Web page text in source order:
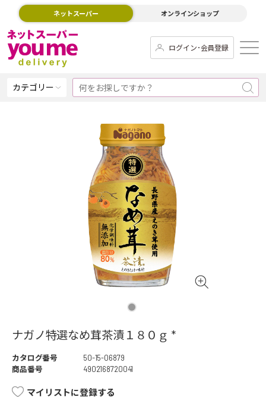
ネットスーパー オンラインショップ
ログイン･会員登録
カテゴリー
ナガノ特選なめ茸茶漬１８０ｇ *
カタログ番号
50-15-06879
商品番号
4902168720041
マイリストに登録する